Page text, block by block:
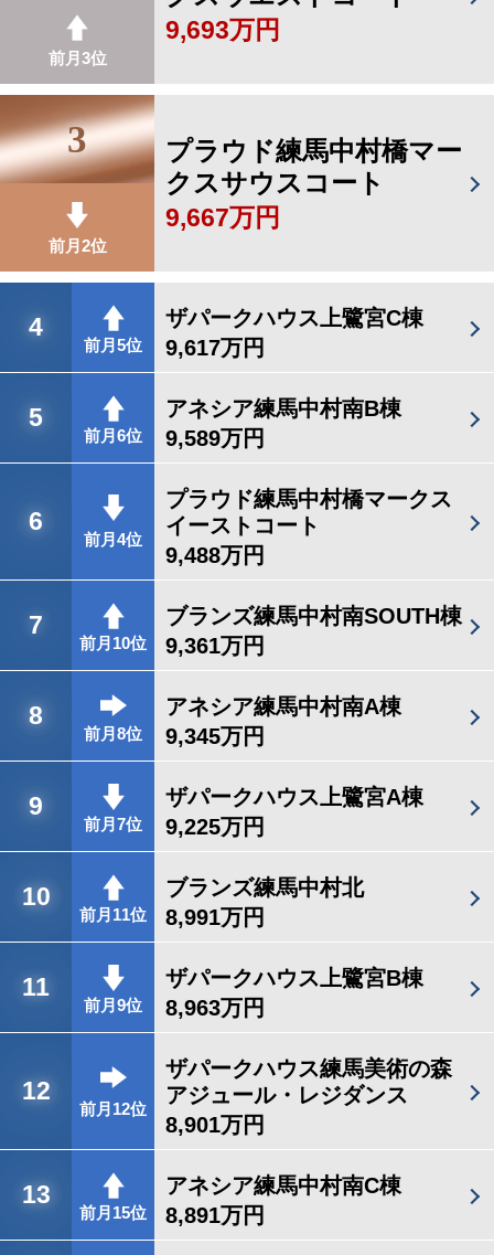
前月3位
9,693万円
3
前月2位
プラウド練馬中村橋マー
クスサウスコート
9,667万円
4
前月5位
ザパークハウス上鷺宮C棟
9,617万円
5
前月6位
アネシア練馬中村南B棟
9,589万円
6
前月4位
プラウド練馬中村橋マークス
イーストコート
9,488万円
7
前月10位
ブランズ練馬中村南SOUTH棟
9,361万円
8
前月8位
アネシア練馬中村南A棟
9,345万円
9
前月7位
ザパークハウス上鷺宮A棟
9,225万円
10
前月11位
ブランズ練馬中村北
8,991万円
11
前月9位
ザパークハウス上鷺宮B棟
8,963万円
12
前月12位
ザパークハウス練馬美術の森
アジュール・レジダンス
8,901万円
13
前月15位
アネシア練馬中村南C棟
8,891万円